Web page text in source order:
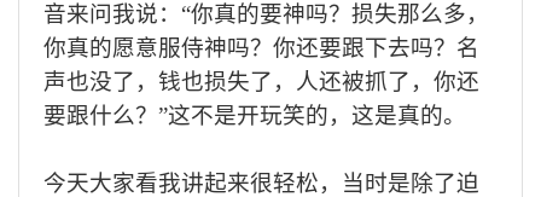
音来问我说： “你真的要神吗？损失那么多，
你真的愿意服侍神吗？你还要跟下去吗？名
声也没了，钱也损失了，人还被抓了，你还
要跟什么？”这不是开玩笑的，这是真的。
今天大家看我讲起来很轻松，当时是除了迫